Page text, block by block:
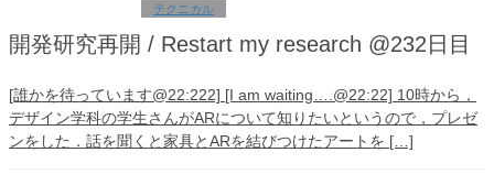
テクニカル
開発研究再開 / Restart my research @232日目
[誰かを待っています@22:222] [I am waiting….@22:22] 10時から，
デザイン学科の学生さんがARについて知りたいというので，プレゼ
ンをした．話を聞くと家具とARを結びつけたアートを […]